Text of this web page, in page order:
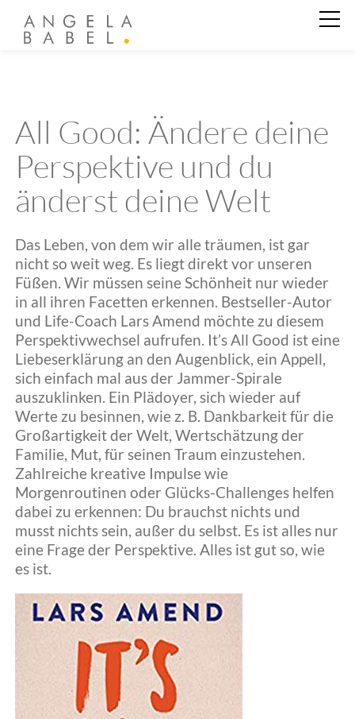
Private Coaching
Angela Babel
Kundenstimmen
Aktuelles
Kontakt
Home
All Good: Ändere deine
Perspektive und du
änderst deine Welt
Das Leben, von dem wir alle träumen, ist gar
nicht so weit weg. Es liegt direkt vor unseren
Füßen. Wir müssen seine Schönheit nur wieder
in all ihren Facetten erkennen. Bestseller-Autor
und Life-Coach Lars Amend möchte zu diesem
Perspektivwechsel aufrufen. It’s All Good ist eine
Liebeserklärung an den Augenblick, ein Appell,
sich einfach mal aus der Jammer-Spirale
auszuklinken. Ein Plädoyer, sich wieder auf
Werte zu besinnen, wie z. B. Dankbarkeit für die
Großartigkeit der Welt, Wertschätzung der
Familie, Mut, für seinen Traum einzustehen.
Zahlreiche kreative Impulse wie
Morgenroutinen oder Glücks-Challenges helfen
dabei zu erkennen: Du brauchst nichts und
musst nichts sein, außer du selbst. Es ist alles nur
eine Frage der Perspektive. Alles ist gut so, wie
es ist.